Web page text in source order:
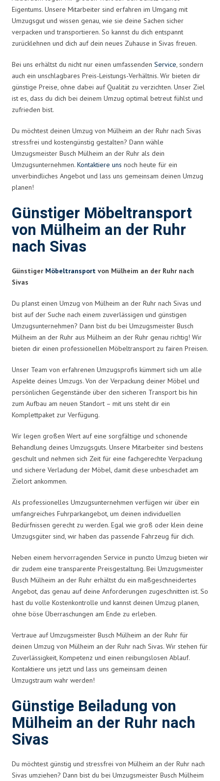
Eigentums. Unsere Mitarbeiter sind erfahren im Umgang mit
Umzugsgut und wissen genau, wie sie deine Sachen sicher
verpacken und transportieren. So kannst du dich entspannt
zurücklehnen und dich auf dein neues Zuhause in Sivas freuen.
Bei uns erhältst du nicht nur einen umfassenden Service, sondern
auch ein unschlagbares Preis-Leistungs-Verhältnis. Wir bieten dir
günstige Preise, ohne dabei auf Qualität zu verzichten. Unser Ziel
ist es, dass du dich bei deinem Umzug optimal betreut fühlst und
zufrieden bist.
Du möchtest deinen Umzug von Mülheim an der Ruhr nach Sivas
stressfrei und kostengünstig gestalten? Dann wähle
Umzugsmeister Busch Mülheim an der Ruhr als dein
Umzugsunternehmen. Kontaktiere uns noch heute für ein
unverbindliches Angebot und lass uns gemeinsam deinen Umzug
planen!
Günstiger Möbeltransport
von Mülheim an der Ruhr
nach Sivas
Günstiger Möbeltransport von Mülheim an der Ruhr nach
Sivas
Du planst einen Umzug von Mülheim an der Ruhr nach Sivas und
bist auf der Suche nach einem zuverlässigen und günstigen
Umzugsunternehmen? Dann bist du bei Umzugsmeister Busch
Mülheim an der Ruhr aus Mülheim an der Ruhr genau richtig! Wir
bieten dir einen professionellen Möbeltransport zu fairen Preisen.
Unser Team von erfahrenen Umzugsprofis kümmert sich um alle
Aspekte deines Umzugs. Von der Verpackung deiner Möbel und
persönlichen Gegenstände über den sicheren Transport bis hin
zum Aufbau am neuen Standort – mit uns steht dir ein
Komplettpaket zur Verfügung.
Wir legen großen Wert auf eine sorgfältige und schonende
Behandlung deines Umzugsguts. Unsere Mitarbeiter sind bestens
geschult und nehmen sich Zeit für eine fachgerechte Verpackung
und sichere Verladung der Möbel, damit diese unbeschadet am
Zielort ankommen.
Als professionelles Umzugsunternehmen verfügen wir über ein
umfangreiches Fuhrparkangebot, um deinen individuellen
Bedürfnissen gerecht zu werden. Egal wie groß oder klein deine
Umzugsgüter sind, wir haben das passende Fahrzeug für dich.
Neben einem hervorragenden Service in puncto Umzug bieten wir
dir zudem eine transparente Preisgestaltung. Bei Umzugsmeister
Busch Mülheim an der Ruhr erhältst du ein maßgeschneidertes
Angebot, das genau auf deine Anforderungen zugeschnitten ist. So
hast du volle Kostenkontrolle und kannst deinen Umzug planen,
ohne böse Überraschungen am Ende zu erleben.
Vertraue auf Umzugsmeister Busch Mülheim an der Ruhr für
deinen Umzug von Mülheim an der Ruhr nach Sivas. Wir stehen für
Zuverlässigkeit, Kompetenz und einen reibungslosen Ablauf.
Kontaktiere uns jetzt und lass uns gemeinsam deinen
Umzugstraum wahr werden!
Günstige Beiladung von
Mülheim an der Ruhr nach
Sivas
Du möchtest günstig und stressfrei von Mülheim an der Ruhr nach
Sivas umziehen? Dann bist du bei Umzugsmeister Busch Mülheim